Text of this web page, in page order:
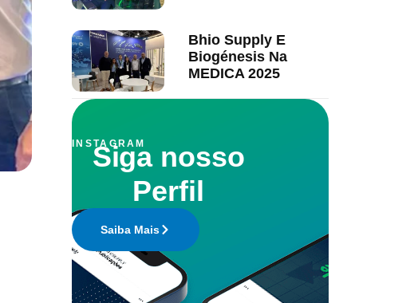
Bhio Supply E
Biogénesis Na
MEDICA 2025
INSTAGRAM
Siga nosso
Perfil
Saiba Mais